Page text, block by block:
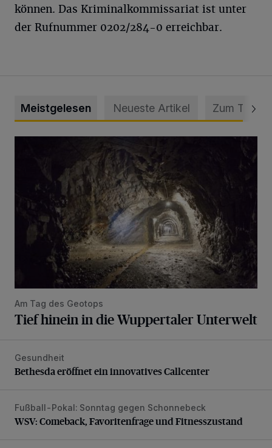
können. Das Kriminalkommissariat ist unter
der Rufnummer 0202/284-0 erreichbar.
Meistgelesen Neueste Artikel Zum Thema
Am Tag des Geotops
Tief hinein in die Wuppertaler Unterwelt
Bethesda eröffnet ein innovatives Callcenter
Gesundheit
Bethesda eröffnet ein innovatives Callcenter
WSV: Comeback, Favoritenfrage und Fitnesszustand
Fußball-Pokal: Sonntag gegen Schonnebeck
WSV: Comeback, Favoritenfrage und Fitnesszustand